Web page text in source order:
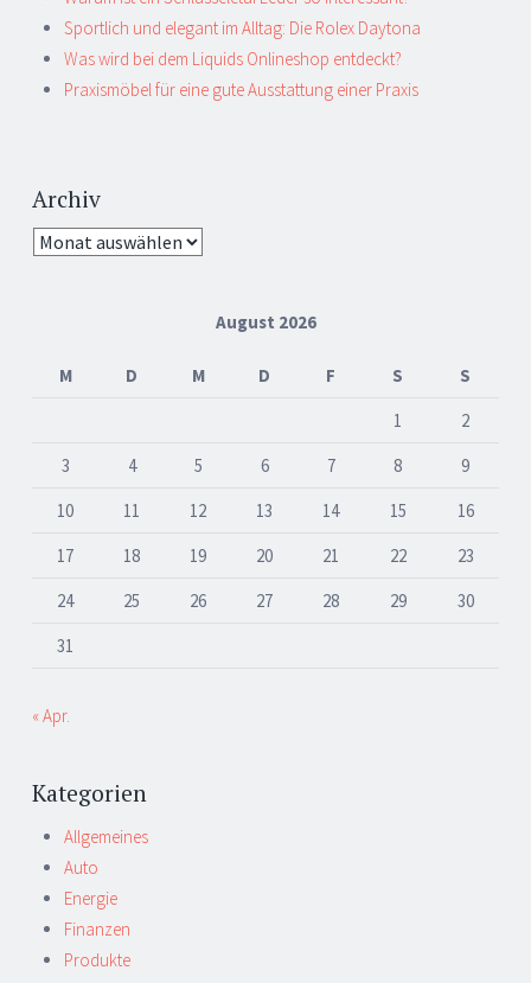
Sportlich und elegant im Alltag: Die Rolex Daytona
Was wird bei dem Liquids Onlineshop entdeckt?
Praxismöbel für eine gute Ausstattung einer Praxis
Archiv
Archiv
August 2026
M D M D F S
S
1
2
3
4 5 6 7 8
9
10
11 12 13 14 15
16
17
18 19 20 21 22
23
24
25 26 27 28 29
30
31
« Apr.
Kategorien
Allgemeines
Auto
Energie
Finanzen
Produkte